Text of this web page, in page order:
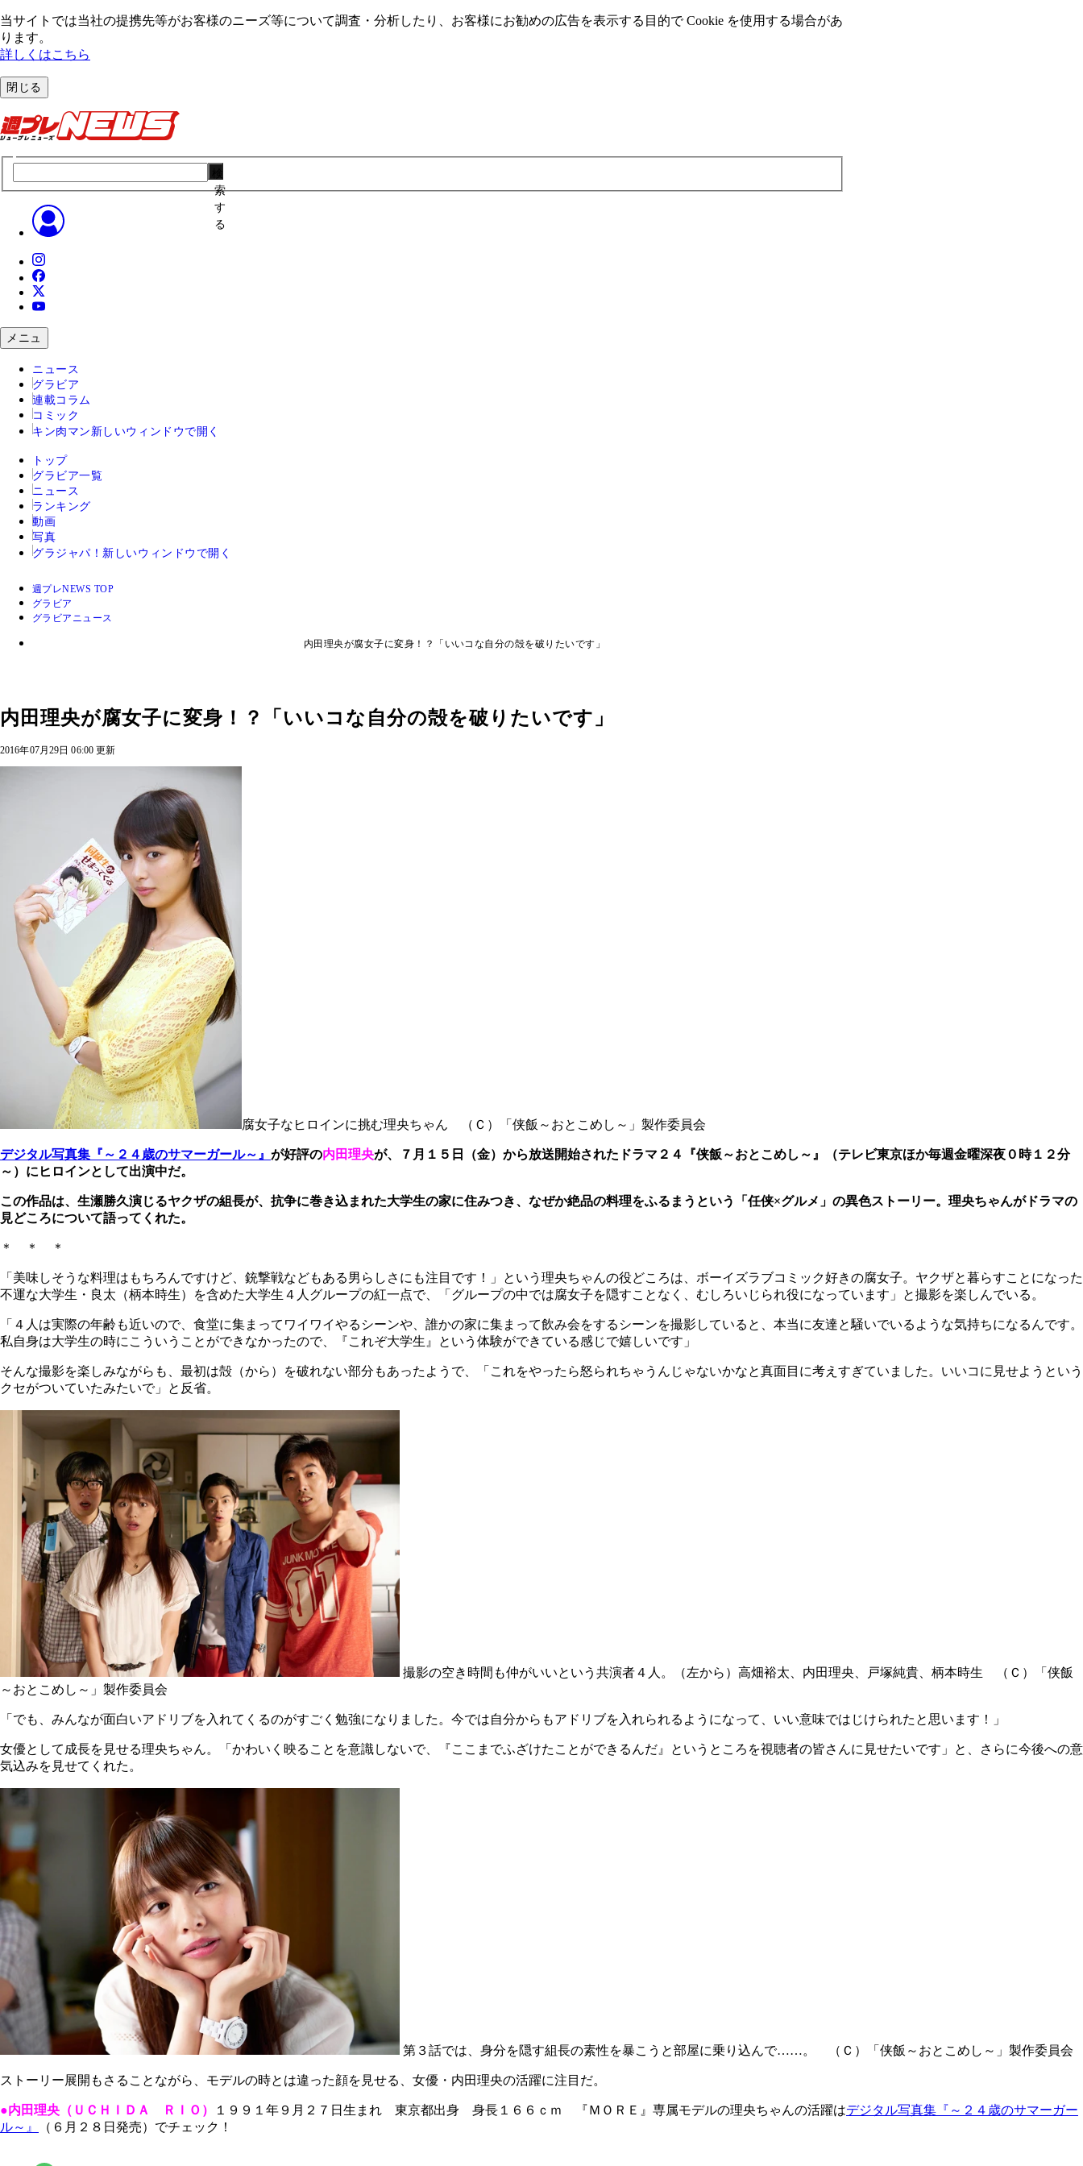
当サイトでは当社の提携先等がお客様のニーズ等について調査・分析したり、お客様にお勧めの広告を表⽰する⽬的で Cookie を使⽤する場合があ
ります。
詳しくはこちら
閉じる
索
す
る
メニュ
ニュース
グラビア
連載コラム
コミック
キン肉マン 新しいウィンドウで開く
トップ
グラビア一覧
ニュース
ランキング
動画
写真
グラジャパ！ 新しいウィンドウで開く
週プレNEWS TOP
グラビア
グラビアニュース
内田理央が腐女子に変身！？「いいコな自分の殻を破りたいです」
内田理央が腐女子に変身！？「いいコな自分の殻を破りたいです」
2016年07月29日 06:00 更新
腐女子なヒロインに挑む理央ちゃん （Ｃ）「侠飯～おとこめし～」製作委員会
デジタル写真集『～２４歳のサマーガール～』 が好評の内田理央が、７月１５日（金）から放送開始されたドラマ２４『侠飯～おとこめし～』（テレビ東京ほか毎週金曜深夜０時１２分
～）にヒロインとして出演中だ。
この作品は、生瀬勝久演じるヤクザの組長が、抗争に巻き込まれた大学生の家に住みつき、なぜか絶品の料理をふるまうという「任侠×グルメ」の異色ストーリー。理央ちゃんがドラマの
見どころについて語ってくれた。
＊ ＊ ＊
「美味しそうな料理はもちろんですけど、銃撃戦などもある男らしさにも注目です！」という理央ちゃんの役どころは、ボーイズラブコミック好きの腐女子。ヤクザと暮らすことになった
不運な大学生・良太（柄本時生）を含めた大学生４人グループの紅一点で、「グループの中では腐女子を隠すことなく、むしろいじられ役になっています」と撮影を楽しんでいる。
「４人は実際の年齢も近いので、食堂に集まってワイワイやるシーンや、誰かの家に集まって飲み会をするシーンを撮影していると、本当に友達と騒いでいるような気持ちになるんです。
私自身は大学生の時にこういうことができなかったので、『これぞ大学生』という体験ができている感じで嬉しいです」
そんな撮影を楽しみながらも、最初は殻（から）を破れない部分もあったようで、「これをやったら怒られちゃうんじゃないかなと真面目に考えすぎていました。いいコに見せようという
クセがついていたみたいで」と反省。
撮影の空き時間も仲がいいという共演者４人。（左から）高畑裕太、内田理央、戸塚純貴、柄本時生 （Ｃ）「侠飯
～おとこめし～」製作委員会
「でも、みんなが面白いアドリブを入れてくるのがすごく勉強になりました。今では自分からもアドリブを入れられるようになって、いい意味ではじけられたと思います！」
女優として成長を見せる理央ちゃん。「かわいく映ることを意識しないで、『ここまでふざけたことができるんだ』というところを視聴者の皆さんに見せたいです」と、さらに今後への意
気込みを見せてくれた。
第３話では、身分を隠す組長の素性を暴こうと部屋に乗り込んで……。 （Ｃ）「侠飯～おとこめし～」製作委員会
ストーリー展開もさることながら、モデルの時とは違った顔を見せる、女優・内田理央の活躍に注目だ。
●内田理央（ＵＣＨＩＤＡ ＲＩＯ） １９９１年９月２７日生まれ 東京都出身 身長１６６ｃｍ 『ＭＯＲＥ』専属モデルの理央ちゃんの活躍はデジタル写真集『～２４歳のサマーガー
ル～』
（６月２８日発売）でチェック！